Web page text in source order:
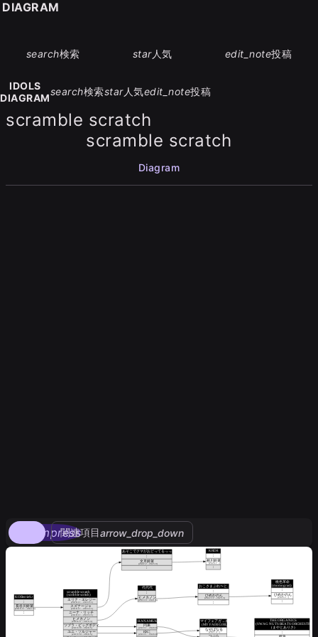
search検索 star人気 edit_note投稿
IDOLS
DIAGRAM
search検索star人気edit_note投稿
scramble scratch
scramble scratch
Diagram
compress
関連項目arrow_drop_down